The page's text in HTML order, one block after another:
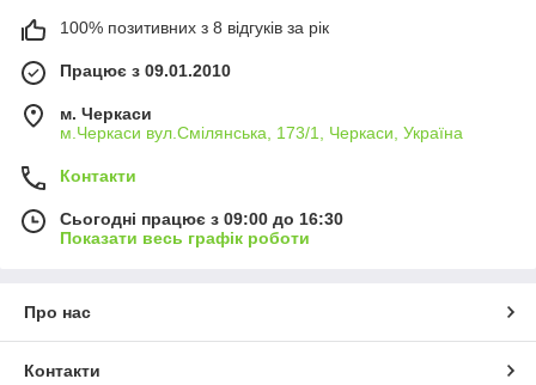
100% позитивних з 8 відгуків за рік
Працює з 09.01.2010
м. Черкаси
м.Черкаси вул.Смілянська, 173/1, Черкаси, Україна
Контакти
Сьогодні працює з 09:00 до 16:30
Показати весь графік роботи
Про нас
Контакти